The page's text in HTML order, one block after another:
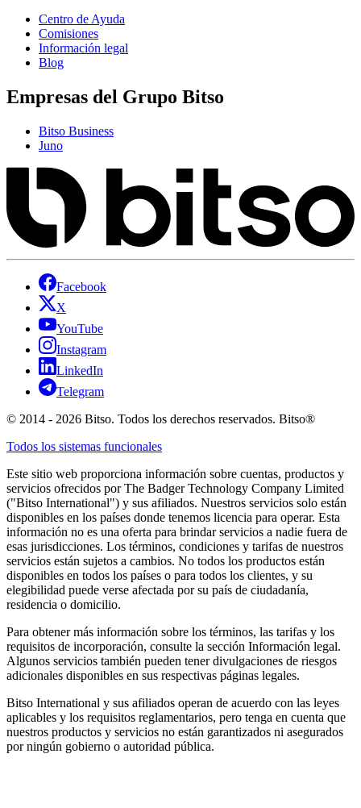
Centro de Ayuda
Comisiones
Información legal
Blog
Empresas del Grupo Bitso
Bitso Business
Juno
Facebook
X
YouTube
Instagram
LinkedIn
Telegram
© 2014 - 2026 Bitso. Todos los derechos reservados. Bitso®
Todos los sistemas funcionales
Este sitio web proporciona información sobre cuentas, productos y
servicios ofrecidos por The Badger Technology Company Limited
("Bitso International") y sus afiliados. Nuestros servicios solo están
disponibles en los países donde tenemos licencia para operar. Esta
información no es una oferta para brindar servicios a nadie fuera de
esas jurisdicciones. Los términos, condiciones y tarifas de nuestros
servicios están sujetos a cambios. No todos los productos están
disponibles en todos los países o para todos los clientes, y su
elegibilidad puede verse afectada por su país de ciudadanía,
residencia o domicilio.
Para obtener más información sobre los términos, las tarifas y los
requisitos de incorporación, consulte la sección Información legal.
Algunos servicios también pueden tener divulgaciones de riesgos
adicionales disponibles en sus respectivas páginas legales.
Bitso International y sus afiliados operan de acuerdo con las leyes
aplicables y los requisitos reglamentarios, pero tenga en cuenta que
nuestros productos y servicios no están garantizados ni asegurados
por ningún gobierno o autoridad pública.